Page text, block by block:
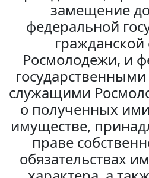
замещение
федеральной
Росмолодежи, и
служащими
о полученных
имуществе,
праве
обязательствах